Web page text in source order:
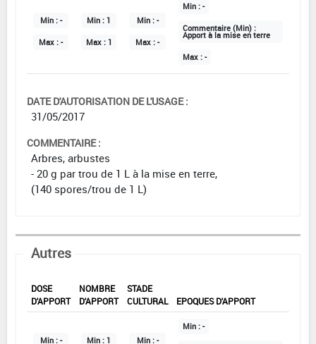
Min : -
Max : -
Min : 1
Max : 1
Min : -
Max : -
Min : -
Commentaire (Min) :
Apport à la mise en terre
Max : -
DATE D'AUTORISATION DE L'USAGE :
31/05/2017
COMMENTAIRE :
Arbres, arbustes
- 20 g par trou de 1 L à la mise en terre,
(140 spores/trou de 1 L)
Autres
DOSE
D'APPORT
NOMBRE
D'APPORT
STADE
CULTURAL
EPOQUES D'APPORT
Min : - Min : 1 Min : -
Min : -